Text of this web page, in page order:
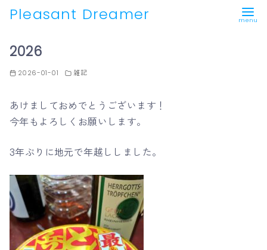
Pleasant Dreamer
2026
2026-01-01 雑記
あけましておめでとうございます！
今年もよろしくお願いします。
3年ぶりに地元で年越ししました。